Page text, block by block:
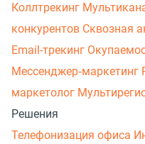
Коллтрекинг
конкурентов Сквозная
Email-трекинг
Мессенджер‑маркетинг
маркетолог
Решения
Телефонизация офиса